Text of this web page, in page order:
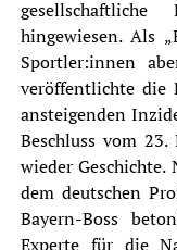
hingewiesen. Als
Sportler:innen
veröffentlichte die
ansteigenden
Beschluss vom
wieder
dem deutschen
Bayern-Boss
Experte für die